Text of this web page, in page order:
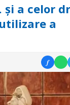
a celor
a
f